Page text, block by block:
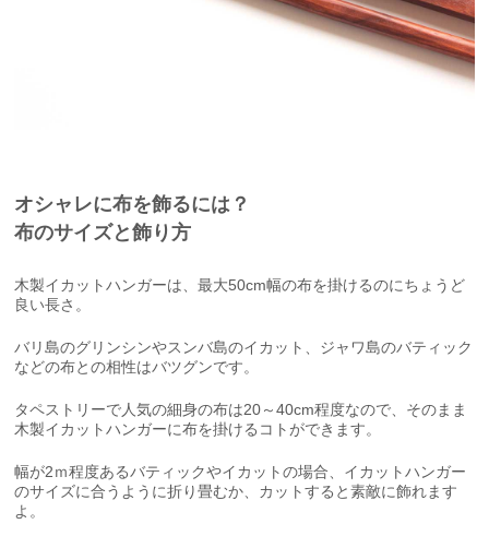
オシャレに布を飾るには？
布のサイズと飾り方
木製イカットハンガーは、最大50cm幅の布を掛けるのにちょうど
良い長さ。
バリ島のグリンシンやスンバ島のイカット、ジャワ島のバティック
などの布との相性はバツグンです。
タペストリーで人気の細身の布は20～40cm程度なので、そのまま
木製イカットハンガーに布を掛けるコトができます。
幅が2ｍ程度あるバティックやイカットの場合、イカットハンガー
のサイズに合うように折り畳むか、カットすると素敵に飾れます
よ。